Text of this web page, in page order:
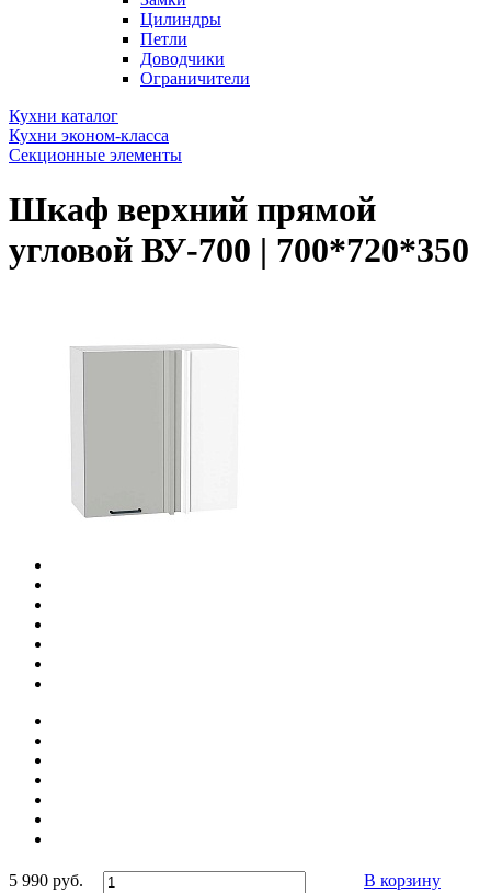
Цилиндры
Петли
Доводчики
Ограничители
Кухни каталог
Кухни эконом-класса
Секционные элементы
Шкаф верхний прямой
угловой ВУ-700 | 700*720*350
5 990 руб.
В корзину